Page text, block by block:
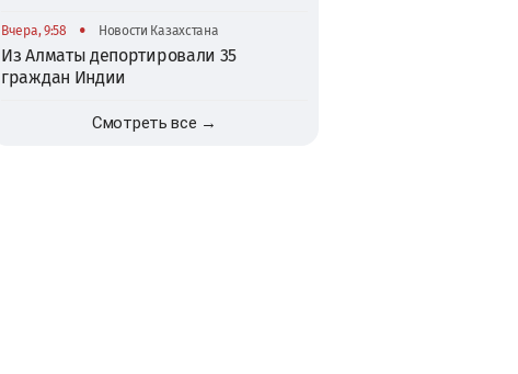
Вчера, 9:58 • Новости Казахстана
Из Алматы депортировали 35
граждан Индии
Смотреть все →